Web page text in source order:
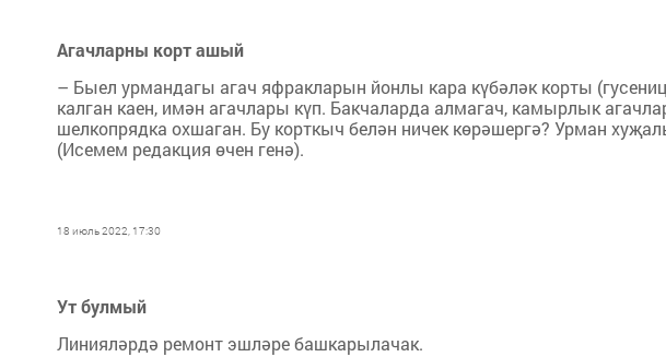
Агачларны корт ашый
– Быел урмандагы агач яфракларын йонлы кара күбәләк корты
калган каен, имән агачлары күп. Бакчаларда алмагач, камырлык
шелкопрядка охшаган. Бу корткыч белән ничек көрәшергә? Урман
(Исемем редакция өчен генә).
18 июль 2022, 17:30
Ут булмый
Линияләрдә ремонт эшләре башкарылачак.